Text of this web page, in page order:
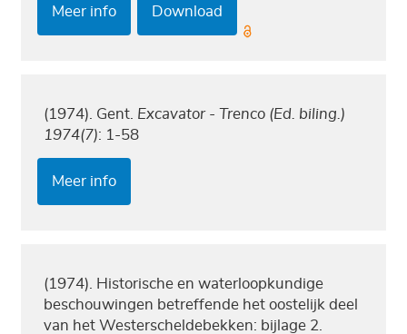
Meer info Download
(1974). Gent. Excavator - Trenco (Ed. biling.)
1974(7): 1-58
Meer info
(1974). Historische en waterloopkundige
beschouwingen betreffende het oostelijk deel
van het Westerscheldebekken: bijlage 2.